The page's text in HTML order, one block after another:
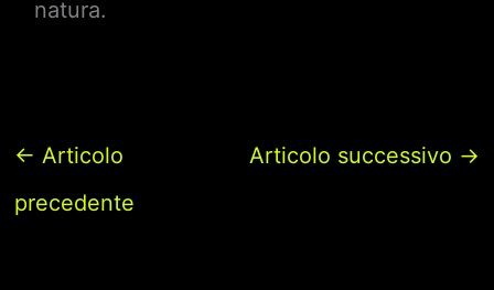
natura.
← Articolo
precedente
Articolo successivo →